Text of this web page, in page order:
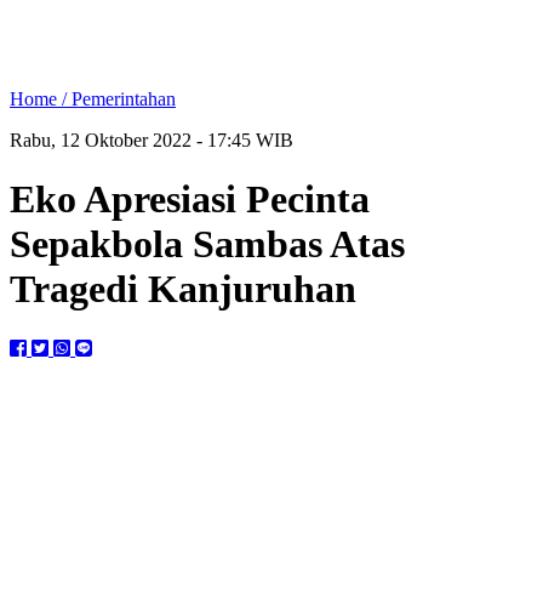
Home /Pemerintahan
Rabu, 12 Oktober 2022 - 17:45 WIB
Eko Apresiasi Pecinta
Sepakbola Sambas Atas
Tragedi Kanjuruhan